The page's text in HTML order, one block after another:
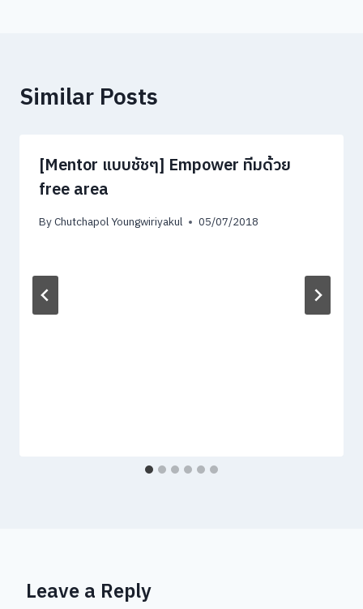
Similar Posts
[Mentor แบบชัชๆ] Empower ทีมด้วย
free area
ByChutchapol Youngwiriyakul 05/07/2018
Leave a Reply